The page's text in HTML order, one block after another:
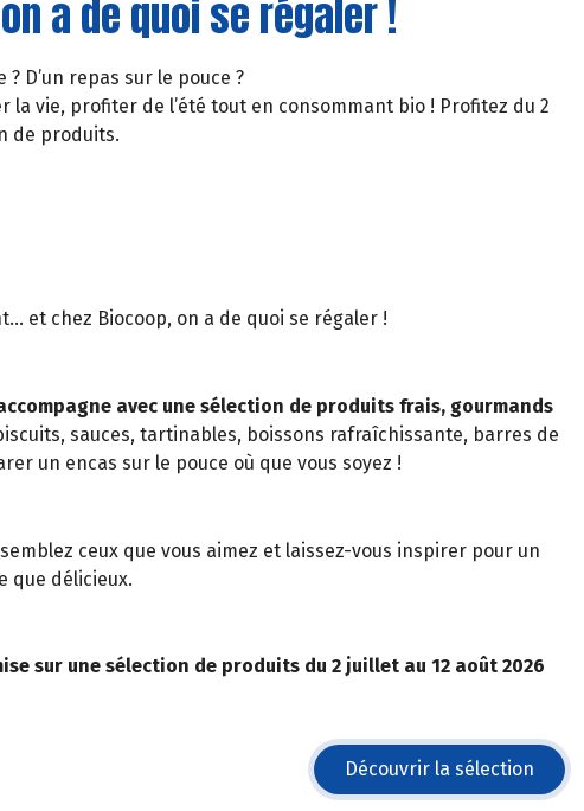
a de quoi se régaler !
D’un repas sur le pouce ?
la vie, profiter de l’été tout en consommant bio ! Profitez du 2
de produits.
et chez Biocoop, on a de quoi se régaler !
avec une sélection de produits frais, gourmands
sauces, tartinables, boissons rafraîchissante, barres de
un encas sur le pouce où que vous soyez !
ceux que vous aimez et laissez-vous inspirer pour un
que délicieux.
sur une sélection de produits du 2 juillet au 12 août 2026
Découvrir la sélection